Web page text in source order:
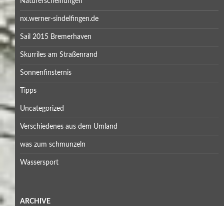
nx.werner-sindelfingen.de
Sail 2015 Bremerhaven
Skurriles am Straßenrand
Sonnenfinsternis
Tipps
Uncategorized
Verschiedenes aus dem Umland
was zum schmunzeln
Wassersport
ARCHIVE